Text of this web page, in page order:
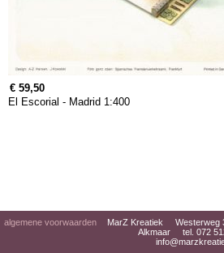
€ 59,50
El Escorial - Madrid 1:400
algemene voorwaarden
MarZ Kreatiek
Alkmaar tel. 072